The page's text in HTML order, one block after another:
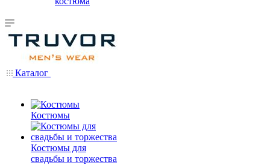
Каталог
Костюмы
Костюмы для
свадьбы и торжества